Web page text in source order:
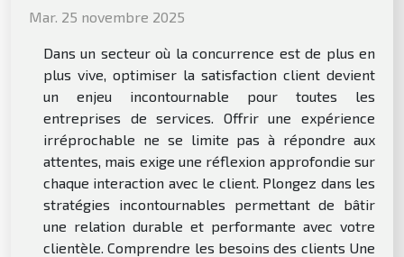
Mar. 25 novembre 2025
Dans un secteur où la concurrence est de plus en
plus vive, optimiser la satisfaction client devient
un enjeu incontournable pour toutes les
entreprises de services. Offrir une expérience
irréprochable ne se limite pas à répondre aux
attentes, mais exige une réflexion approfondie sur
chaque interaction avec le client. Plongez dans les
stratégies incontournables permettant de bâtir
une relation durable et performante avec votre
clientèle. Comprendre les besoins des clients Une